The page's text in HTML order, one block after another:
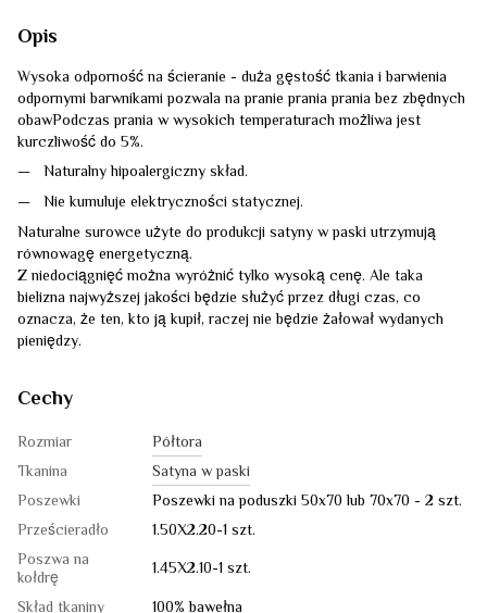
Opis
Wysoka odporność na ścieranie - duża gęstość tkania i barwienia
odpornymi barwnikami pozwala na pranie prania prania bez zbędnych
obawPodczas prania w wysokich temperaturach możliwa jest
kurczliwość do 5%.
Naturalny hipoalergiczny skład.
Nie kumuluje elektryczności statycznej.
Naturalne surowce użyte do produkcji satyny w paski utrzymują
równowagę energetyczną.
Z niedociągnięć można wyróżnić tylko wysoką cenę. Ale taka
bielizna najwyższej jakości będzie służyć przez długi czas, co
oznacza, że ten, kto ją kupił, raczej nie będzie żałował wydanych
pieniędzy.
Cechy
Rozmiar
Półtora
Tkanina
Satyna w paski
Poszewki
Poszewki na poduszki 50x70 lub 70x70 - 2 szt.
Prześcieradło
1.50Х2.20-1 szt.
Poszwa na
kołdrę
1.45Х2.10-1 szt.